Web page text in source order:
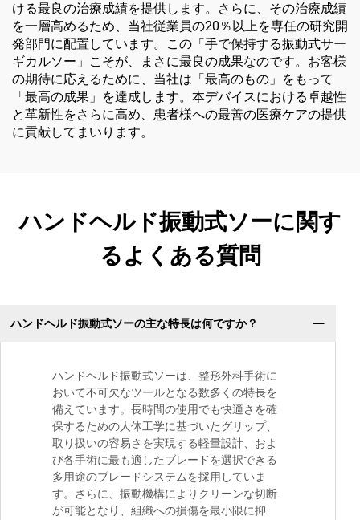
ける最良の治療成績を提供します。さらに、その治療成績
を一層高めるため、当社従業員の20％以上を専任の研究開
発部門に配置しています。この「手で保持する振動式サー
ギカルソー」こそが、まさに最良の成果なのです。お客様
の期待に応えるために、当社は「最高のもの」をもって
「最高の成果」を達成します。本デバイスにおける卓越性
と革新性をさらに高め、患者様への最善の医療ケアの提供
に貢献してまいります。
ハンドヘルド振動式ソーに関す
るよくある質問
ハンドヘルド振動式ソーの主な特長は何ですか？
ハンドヘルド振動式ソーは、整形外科手術に
おいて不可欠なツールとなる数多くの特長を
備えています。長時間の使用でも快適さを確
保するための人体工学に基づいたグリップ、
取り扱いの容易さを実現する軽量設計、およ
び各手術に最も適したブレードを選択できる
多用途のブレードシステムを採用していま
す。さらに、振動機構によりクリーンな切断
が可能となり、組織への損傷を最小限に抑